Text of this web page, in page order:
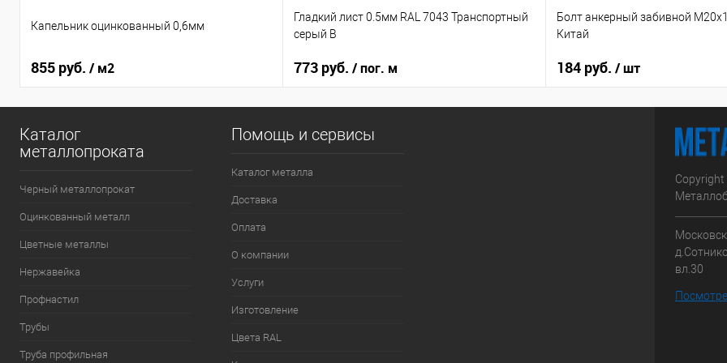
Капельник оцинкованный 0,6мм
855 руб. / м2
Гладкий лист 0.5мм RAL 7043 Транспортный
серый B
773 руб. / пог. м
Болт анкерный забивной
Китай
184 руб. / шт
Каталог
металлопроката
Черный металлопрокат
Оцинкованный металл
Цветные металлы
Нержавейка
Профнастил
Трубы
Труба профильная
Помощь и сервисы
Каталог металла
Доставка
Оплата
О компании
Услуги
Изготовление
Цвета RAL
вл.30